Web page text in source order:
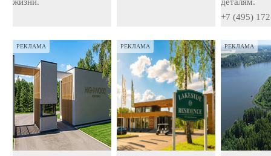
+7 (495)
РЕКЛАМА РЕКЛАМА РЕКЛАМА